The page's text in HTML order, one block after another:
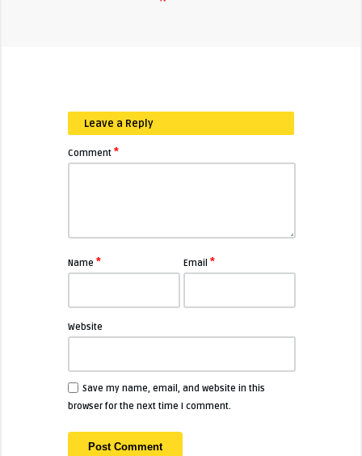
Leave a Reply
Comment *
Name * Email*
Website
Save my name, email, and website in this
browser for the next time I comment.